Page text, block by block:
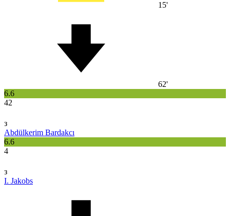
15'
62'
6.6
42
з
Abdülkerim Bardakcı
6.6
4
з
I. Jakobs